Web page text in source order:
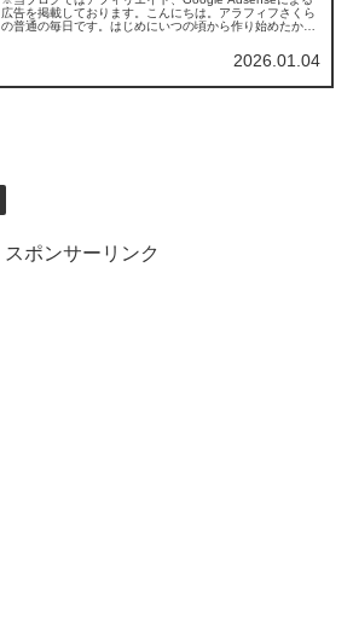
広告を掲載しております。こんにちは。アラフィフさくら
の普通の毎日です。はじめにいつの頃から作り始めたかは
2026.01.04
スポンサーリンク